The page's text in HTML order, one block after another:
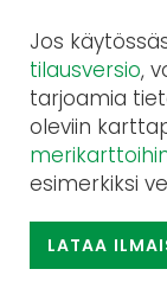
Jos
tilausversio,
tarjoamia
oleviin
esimerkiksi
LATAA